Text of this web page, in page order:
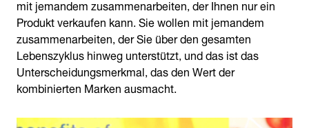
mit jemandem zusammenarbeiten, der Ihnen nur ein
Produkt verkaufen kann. Sie wollen mit jemandem
zusammenarbeiten, der Sie über den gesamten
Lebenszyklus hinweg unterstützt, und das ist das
Unterscheidungsmerkmal, das den Wert der
kombinierten Marken ausmacht.